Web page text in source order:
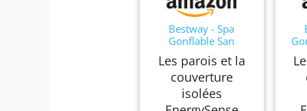
Bestway - Spa
Gonflable San
Francisco Smart
HydroJet Pro
Efficacité énergétique
avec Application de
contrôle pour 5 à 7
Les parois et la
couverture
isolées